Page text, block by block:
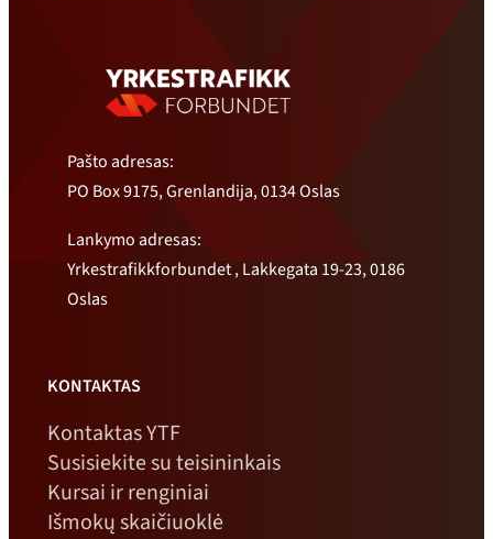
Pašto adresas:
PO Box 9175, Grenlandija, 0134 Oslas
Lankymo adresas:
Yrkestrafikkforbundet , Lakkegata 19-23, 0186
Oslas
KONTAKTAS
Kontaktas YTF
Susisiekite su teisininkais
Kursai ir renginiai
Išmokų skaičiuoklė